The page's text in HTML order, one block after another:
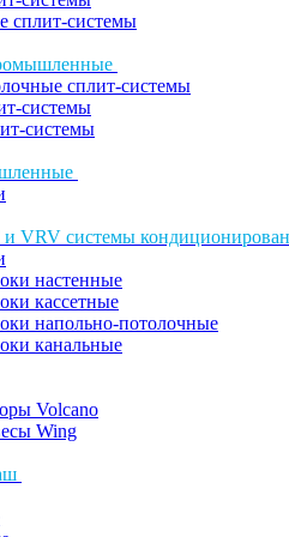
сплит-системы
сплит-системы
системы
системы
VRV системы
настенные
кассетные
напольно-потолочные
канальные
Volcano
Wing